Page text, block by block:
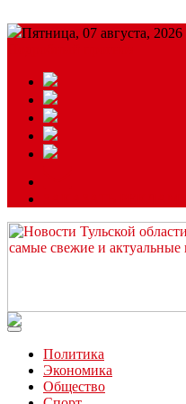
Пятница, 07 августа, 2026
Читайте последние новости
Политика
Экономика
Общество